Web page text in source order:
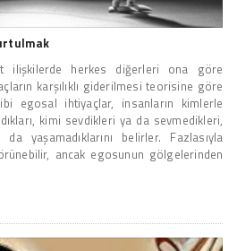
ilişkilerde herkes diğerleri ona göre
karşılıklı giderilmesi teorisine göre
egosal ihtiyaçlar, insanların kimlerle
kimi sevdikleri ya da sevmedikleri,
yaşamadıklarını belirler. Fazlasıyla
ancak egosunun gölgelerinden